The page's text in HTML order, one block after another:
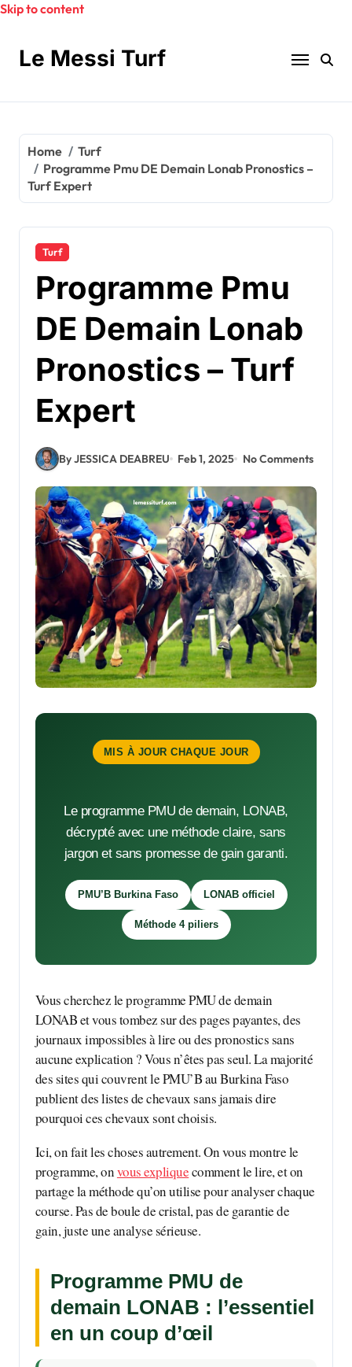
Skip to content
Le Messi Turf
Home
Turf
Programme Pmu DE Demain Lonab Pronostics –
Turf Expert
Turf
Programme Pmu
DE Demain Lonab
Pronostics – Turf
Expert
By JESSICA DEABREU Feb 1, 2025 No Comments
MIS À JOUR CHAQUE JOUR
Le programme PMU de demain, LONAB,
décrypté avec une méthode claire, sans
jargon et sans promesse de gain garanti.
PMU’B Burkina Faso LONAB officiel
Méthode 4 piliers
Vous cherchez le programme PMU de demain
LONAB et vous tombez sur des pages payantes, des
journaux impossibles à lire ou des pronostics sans
aucune explication ? Vous n’êtes pas seul. La majorité
des sites qui couvrent le PMU’B au Burkina Faso
publient des listes de chevaux sans jamais dire
pourquoi ces chevaux sont choisis.
Ici, on fait les choses autrement. On vous montre le
programme, onvous expliquecomment le lire, et on
partage la méthode qu’on utilise pour analyser chaque
course. Pas de boule de cristal, pas de garantie de
gain, juste une analyse sérieuse.
Programme PMU de
demain LONAB : l’essentiel
en un coup d’œil